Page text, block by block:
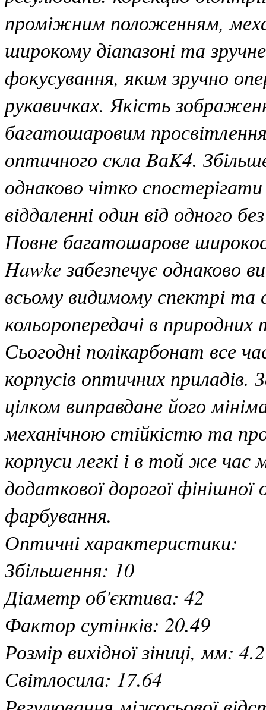
проміжним положенням,
широкому діапазоні та
фокусування, яким зручно
рукавичках. Якість
багатошаровим
оптичного скла BаK4.
однаково чітко
віддаленні один від одного
Повне багатошарове
Hawke забезпечує однаково
всьому видимому спектрі та
кольоропередачі в природних
Сьогодні полікарбонат все
корпусів оптичних приладів.
цілком виправдане його
механічною стійкістю та
корпуси легкі і в той же
додаткової дорогої
фарбування.
Оптичні характеристики:
Збільшення: 10
Діаметр об'єктива: 42
Фактор сутінків: 20.49
Розмір вихідної зіниці, мм: 4.2
Світлосила: 17.64